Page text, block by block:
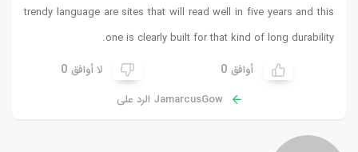
trendy language are sites that will read well in five years and this
one is clearly built for that kind of long durability.
أوافق 0 لا أوافق 0
JamarcusGow الرد على